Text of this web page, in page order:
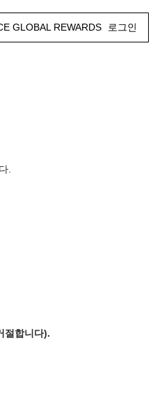
GLOBAL REWARDS 로그인
.
절합니다).